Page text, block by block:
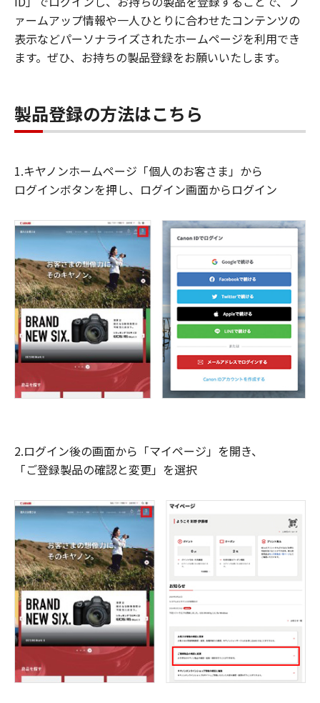
ァームアップ情報や一人ひとりに合わせたコンテンツの
表示などパーソナライズされたホームページを利用でき
ます。ぜひ、お持ちの製品登録をお願いいたします。
製品登録の方法はこちら
1.キヤノンホームページ「個人のお客さま」から
ログインボタンを押し、ログイン画面からログイン
2.ログイン後の画面から「マイページ」を開き、
「ご登録製品の確認と変更」を選択